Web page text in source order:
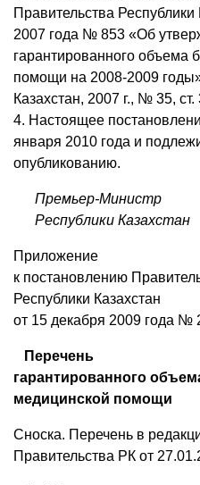
Правительства Республики
2007 года № 853 «Об
гарантированного объема
помощи на 2008-2009
Казахстан, 2007 г., № 35, ст.
4. Настоящее
января 2010 года и
опубликованию.
Премьер-Министр
Республики Казахстан
Приложение
к постановлению
Республики Казахстан
от 15 декабря 2009 года №
Перечень
гарантированного
медицинской помощи
Сноска. Перечень в
Правительства РК от